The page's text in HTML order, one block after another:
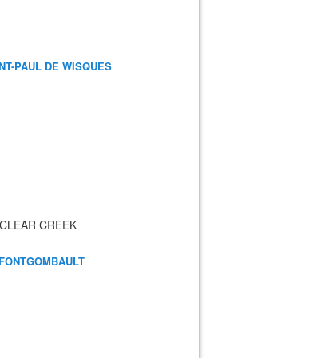
PAUL DE WISQUES
CREEK